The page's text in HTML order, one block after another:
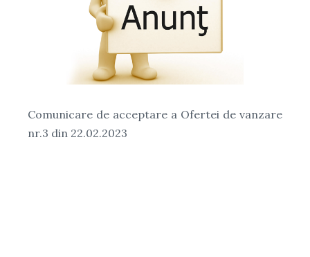
Comunicare de acceptare a Ofertei de vanzare
nr.3 din 22.02.2023